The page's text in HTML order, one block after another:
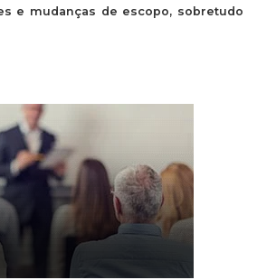
e mudanças de escopo, sobretudo